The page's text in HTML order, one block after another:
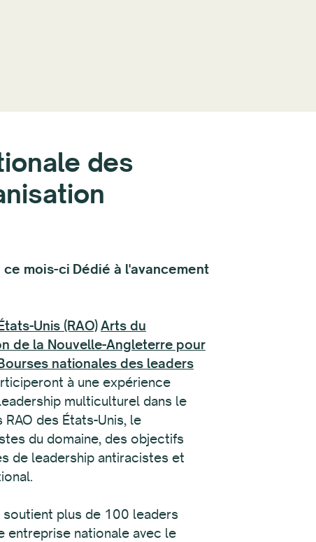
des
mois-ci Dédié à l'avancement
Unis (RAO)Arts du
de la Nouvelle-Angleterre pour
nationales des leaders
à une expérience
multiculturel dans le
des États-Unis, le
du domaine, des objectifs
de leadership antiracistes et
soutient plus de 100 leaders
entreprise nationale avec le